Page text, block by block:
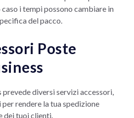
i tempi possono cambiare in
del pacco.
Poste
diversi servizi accessori,
rendere la tua spedizione
dei tuoi clienti.